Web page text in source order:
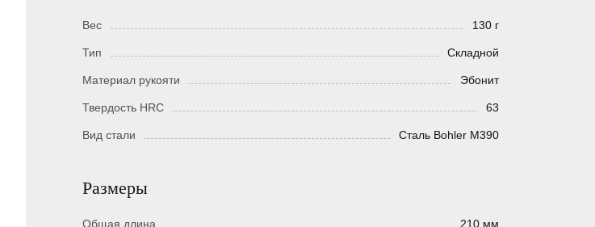
Вес 130 г
Тип Складной
Материал рукояти Эбонит
Твердость HRC 63
Вид стали Сталь Bohler M390
Размеры
Общая длина 210 мм